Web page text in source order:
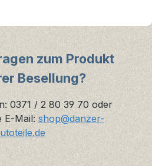
zum Produkt
Besellung?
0371 / 2 80 39 70 oder
E-Mail: shop@danzer-